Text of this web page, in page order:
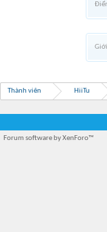
Thành viên HiiTu
Forum software by XenForo™